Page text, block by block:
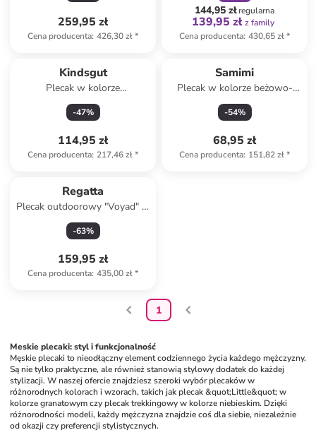
259,95 zł
Cena producenta: 426,30 zł*
144,95 złregularna
139,95 zł z family
Cena producenta: 430,65 zł*
Kindsgut
Plecak w kolorze
musztardowym - 24 x 32 x 12
cm
-47%
114,95 zł
Cena producenta: 217,46 zł*
Samimi
Plecak w kolorze beżowo-
żółtym - 25 x 32 x 10 cm
-54%
68,95 zł
Cena producenta: 151,82 zł*
Regatta
Plecak outdoorowy "Voyad" w
kolorze czarnym - 25 l
-63%
159,95 zł
Cena producenta: 435,00 zł*
1
Meskie plecaki: styl i funkcjonalność
Męskie plecaki to nieodłączny element codziennego życia każdego mężczyzny.
Są nie tylko praktyczne, ale również stanowią stylowy dodatek do każdej
stylizacji. W naszej ofercie znajdziesz szeroki wybór plecaków w
różnorodnych kolorach i wzorach, takich jak plecak &quot;Little&quot; w
kolorze granatowym czy plecak trekkingowy w kolorze niebieskim. Dzięki
różnorodności modeli, każdy mężczyzna znajdzie coś dla siebie, niezależnie
od okazji czy preferencji stylistycznych.